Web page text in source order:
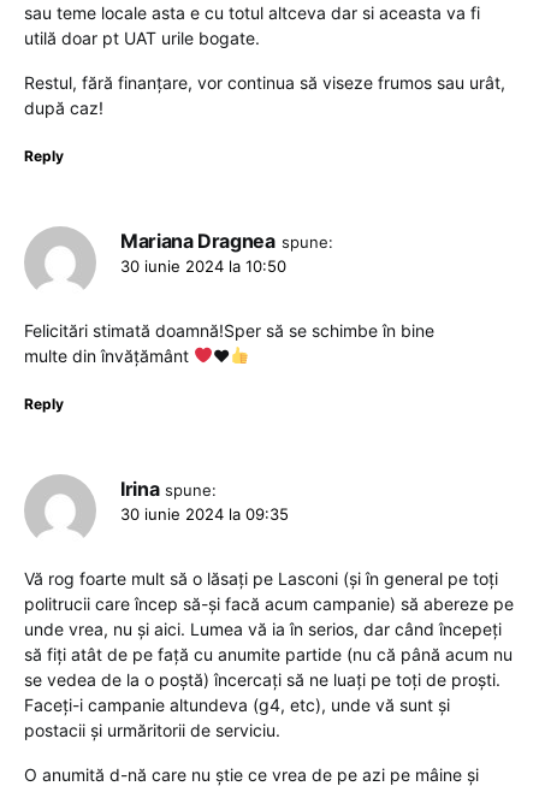
sau teme locale asta e cu totul altceva dar si aceasta va fi
utilă doar pt UAT urile bogate.
Restul, fără finanțare, vor continua să viseze frumos sau urât,
după caz!
Reply
Mariana Dragnea spune:
30 iunie 2024 la 10:50
Felicitări stimată doamnă!Sper să se schimbe în bine
multe din învățământ
♥️
Reply
Irina spune:
30 iunie 2024 la 09:35
Vă rog foarte mult să o lăsați pe Lasconi (și în general pe toți
politrucii care încep să-și facă acum campanie) să abereze pe
unde vrea, nu și aici. Lumea vă ia în serios, dar când începeți
să fiți atât de pe față cu anumite partide (nu că până acum nu
se vedea de la o poștă) încercați să ne luați pe toți de proști.
Faceți-i campanie altundeva (g4, etc), unde vă sunt și
postacii și urmăritorii de serviciu.
O anumită d-nă care nu știe ce vrea de pe azi pe mâine și